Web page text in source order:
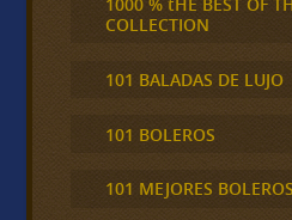
COLLECTION
101 BALADAS DE LUJO
101 BOLEROS
101 MEJORES BOLEROS